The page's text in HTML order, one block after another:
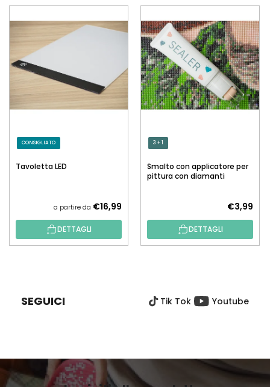
CONSIGLIATO
Tavoletta LED
a partire da €16,99
DETTAGLI
3 + 1
Smalto con applicatore per
pittura con diamanti
€3,99
DETTAGLI
G
SEGUICI Tik Tok Youtube